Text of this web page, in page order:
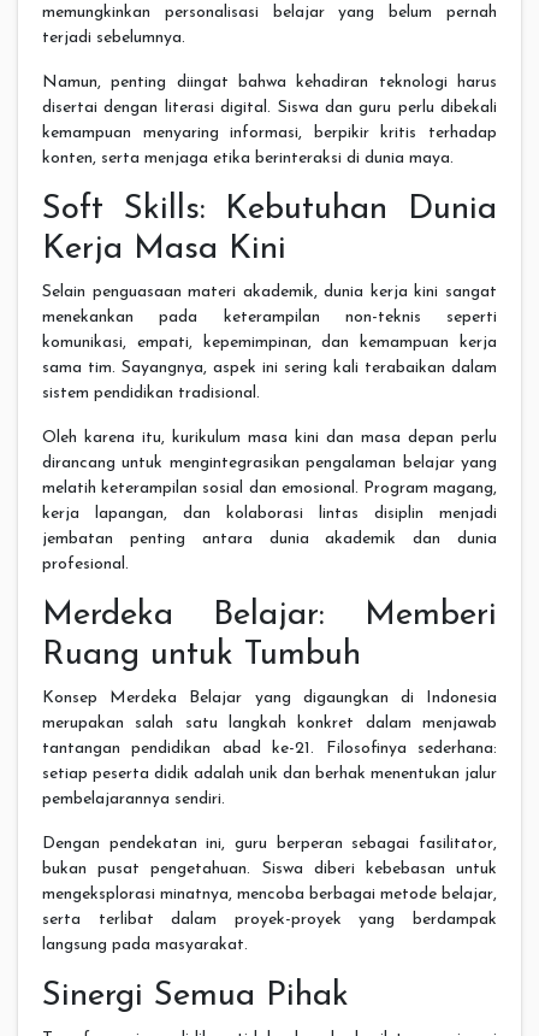
memungkinkan personalisasi belajar yang belum pernah
terjadi sebelumnya.
Namun, penting diingat bahwa kehadiran teknologi harus
disertai dengan literasi digital. Siswa dan guru perlu dibekali
kemampuan menyaring informasi, berpikir kritis terhadap
konten, serta menjaga etika berinteraksi di dunia maya.
Soft Skills: Kebutuhan Dunia
Kerja Masa Kini
Selain penguasaan materi akademik, dunia kerja kini sangat
menekankan pada keterampilan non-teknis seperti
komunikasi, empati, kepemimpinan, dan kemampuan kerja
sama tim. Sayangnya, aspek ini sering kali terabaikan dalam
sistem pendidikan tradisional.
Oleh karena itu, kurikulum masa kini dan masa depan perlu
dirancang untuk mengintegrasikan pengalaman belajar yang
melatih keterampilan sosial dan emosional. Program magang,
kerja lapangan, dan kolaborasi lintas disiplin menjadi
jembatan penting antara dunia akademik dan dunia
profesional.
Merdeka Belajar: Memberi
Ruang untuk Tumbuh
Konsep Merdeka Belajar yang digaungkan di Indonesia
merupakan salah satu langkah konkret dalam menjawab
tantangan pendidikan abad ke-21. Filosofinya sederhana:
setiap peserta didik adalah unik dan berhak menentukan jalur
pembelajarannya sendiri.
Dengan pendekatan ini, guru berperan sebagai fasilitator,
bukan pusat pengetahuan. Siswa diberi kebebasan untuk
mengeksplorasi minatnya, mencoba berbagai metode belajar,
serta terlibat dalam proyek-proyek yang berdampak
langsung pada masyarakat.
Sinergi Semua Pihak